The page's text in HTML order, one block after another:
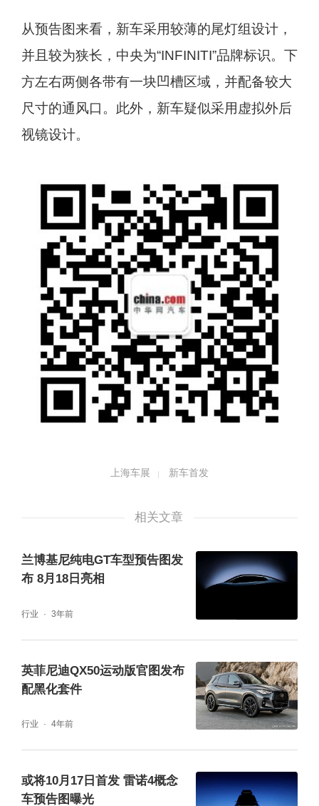
从预告图来看，新车采用较薄的尾灯组设计，
并且较为狭长，中央为“INFINITI”品牌标识。下
方左右两侧各带有一块凹槽区域，并配备较大
尺寸的通风口。此外，新车疑似采用虚拟外后
视镜设计。
上海车展 新车首发
相关文章
兰博基尼纯电GT车型预告图发
布 8月18日亮相
行业 3年前
英菲尼迪QX50运动版官图发布
配黑化套件
行业 4年前
或将10月17日首发 雷诺4概念
车预告图曝光